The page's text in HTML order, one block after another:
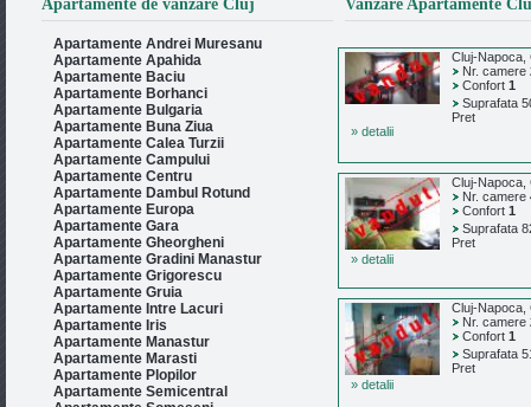
Manastur Cluj-napoca
Oferim spre vanzare apartament cu 3 camere, ce
dis...Detalii
Apartamente de vanzare Cluj
Apartamente Andrei Muresanu
Apartamente Apahida
Apartamente Baciu
Apartamente Borhanci
Apartamente Bulgaria
Apartamente Buna Ziua
Apartamente Calea Turzii
Apartamente Campului
Apartamente Centru
Apartamente Dambul Rotund
Apartamente Europa
Apartamente Gara
Apartamente Gheorgheni
Apartamente Gradini Manastur
Apartamente Grigorescu
Apartamente Gruia
Apartamente Intre Lacuri
Apartamente Iris
Apartamente Manastur
Apartamente Marasti
Apartamente Plopilor
Apartamente Semicentral
Vanzare Apartamente
Cluj-Napoca,
Nr. camere
Confort 1
Suprafata
Pret
» detalii
Cluj-Napoca,
Nr. camere
Confort 1
Suprafata
Pret
» detalii
Cluj-Napoca,
Nr. camere
Confort 1
Suprafata
Pret
» detalii